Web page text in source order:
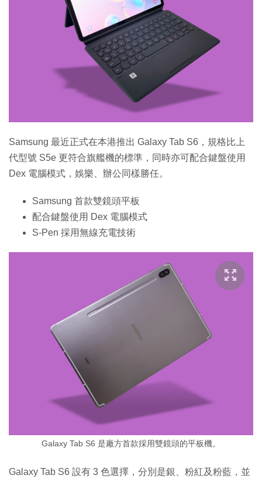
生成式AI與雲端應用
Enterprise Digital Transformation
Samsung 最近正式在本港推出 Galaxy Tab S6，規格比上
代型號 S5e 更符合旗艦機的標準，同時亦可配合鍵盤使用
Dex 電腦模式，娛樂、辦公同樣勝任。
Samsung 首款雙鏡頭平板
配合鍵盤使用 Dex 電腦模式
S-Pen 採用無線充電技術
Galaxy Tab S6 是廠方首款採用雙鏡頭的平板機。
Galaxy Tab S6 設有 3 色選擇，分別是銀、粉紅及粉藍，並